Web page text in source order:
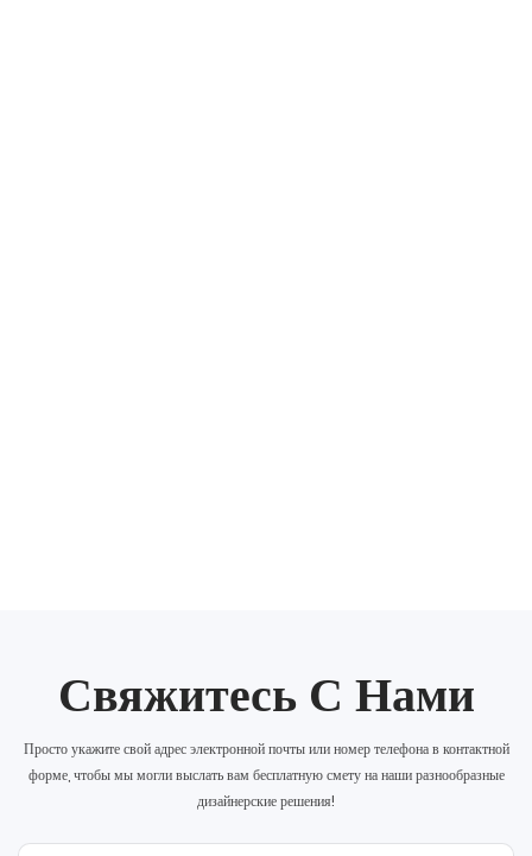
Свяжитесь С Нами
Просто укажите свой адрес электронной почты или номер телефона в контактной
форме, чтобы мы могли выслать вам бесплатную смету на наши разнообразные
дизайнерские решения!